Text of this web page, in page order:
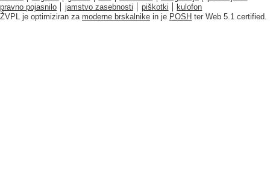
pravno pojasnilo
jamstvo zasebnosti piškotki
kulofon
ŽVPL je optimiziran za moderne brskalnike in je POSH ter Web 5.1 certified.